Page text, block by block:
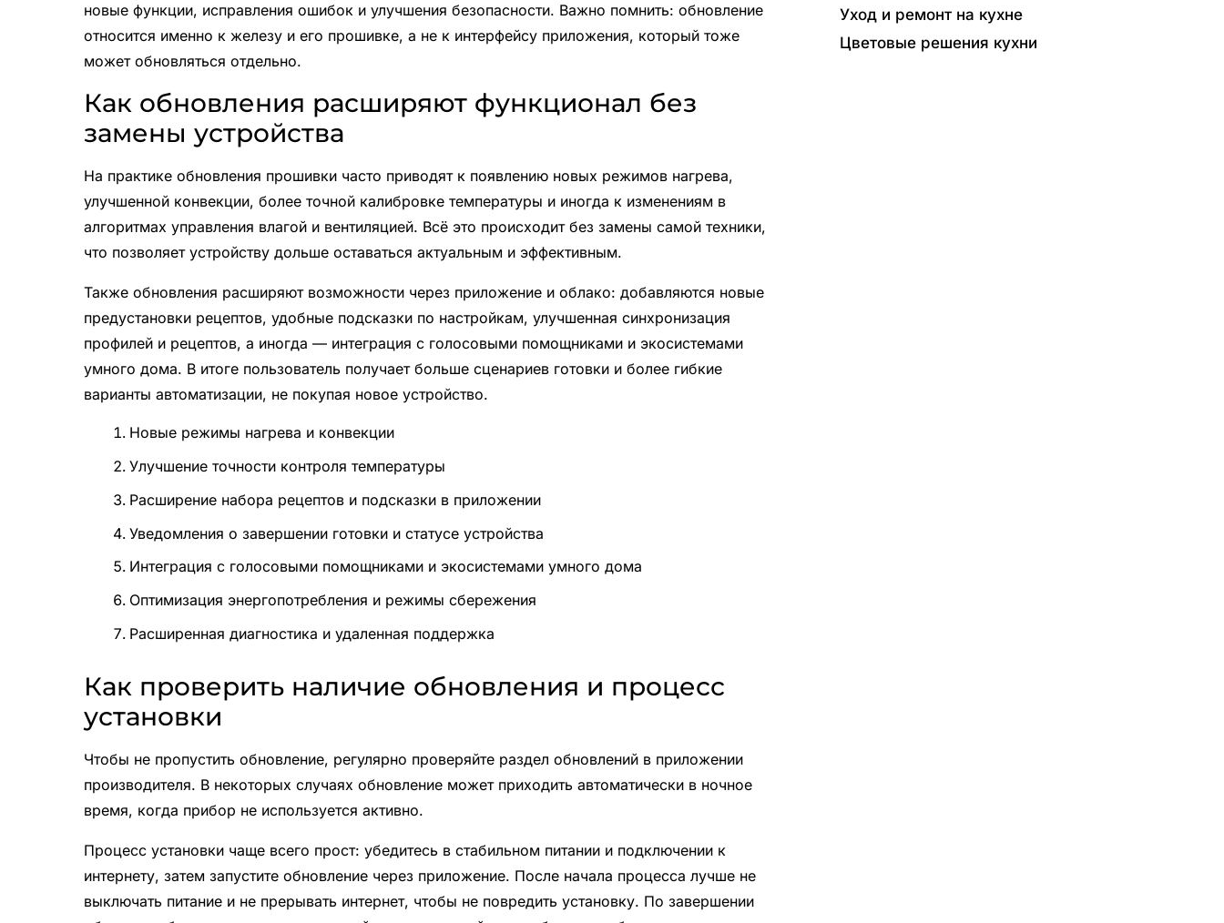
новые функции, исправления ошибок и улучшения безопасности. Важно помнить: обновление
относится именно к железу и его прошивке, а не к интерфейсу приложения, который тоже
может обновляться отдельно.
Как обновления расширяют функционал без
замены устройства
На практике обновления прошивки часто приводят к появлению новых режимов нагрева,
улучшенной конвекции, более точной калибровке температуры и иногда к изменениям в
алгоритмах управления влагой и вентиляцией. Всё это происходит без замены самой техники,
что позволяет устройству дольше оставаться актуальным и эффективным.
Также обновления расширяют возможности через приложение и облако: добавляются новые
предустановки рецептов, удобные подсказки по настройкам, улучшенная синхронизация
профилей и рецептов, а иногда — интеграция с голосовыми помощниками и экосистемами
умного дома. В итоге пользователь получает больше сценариев готовки и более гибкие
варианты автоматизации, не покупая новое устройство.
Новые режимы нагрева и конвекции
Улучшение точности контроля температуры
Расширение набора рецептов и подсказки в приложении
Уведомления о завершении готовки и статусе устройства
Интеграция с голосовыми помощниками и экосистемами умного дома
Оптимизация энергопотребления и режимы сбережения
Расширенная диагностика и удаленная поддержка
Как проверить наличие обновления и процесс
установки
Чтобы не пропустить обновление, регулярно проверяйте раздел обновлений в приложении
производителя. В некоторых случаях обновление может приходить автоматически в ночное
время, когда прибор не используется активно.
Процесс установки чаще всего прост: убедитесь в стабильном питании и подключении к
интернету, затем запустите обновление через приложение. После начала процесса лучше не
выключать питание и не прерывать интернет, чтобы не повредить установку. По завершении
Уход и ремонт на кухне
Цветовые решения кухни